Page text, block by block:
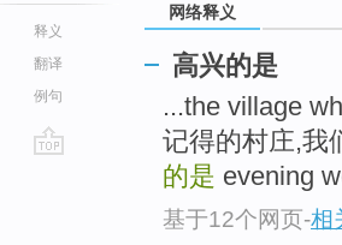
释义
翻译
例句
网络释义
高兴的是
...the village
记得的村庄,我
的是 evening
基于12个网页-相